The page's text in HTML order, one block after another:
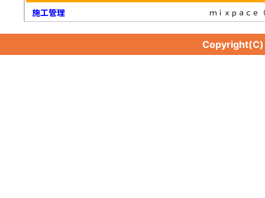
施工管理 ｍｉｘｐａｃｅ